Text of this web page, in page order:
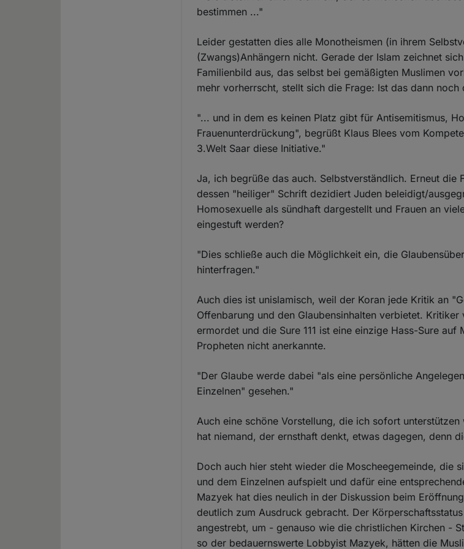
bestimmen ..."
Leider gestatten dies alle Monotheismen (in ihrem
(Zwangs)Anhängern nicht. Gerade der Islam zeichnet
Familienbild aus, das selbst bei gemäßigten Muslimen
mehr vorherrscht, stellt sich die Frage: Ist das dann noch
"... und in dem es keinen Platz gibt für Antisemitismus,
Frauenunterdrückung", begrüßt Klaus Blees vom
3.Welt Saar diese Initiative."
Ja, ich begrüße das auch. Selbstverständlich. Erneut die
dessen "heiliger" Schrift dezidiert Juden beleidigt/
Homosexuelle als sündhaft dargestellt und Frauen an
eingestuft werden?
"Dies schließe auch die Möglichkeit ein, die
hinterfragen."
Auch dies ist unislamisch, weil der Koran jede Kritik an
Offenbarung und den Glaubensinhalten verbietet.
ermordet und die Sure 111 ist eine einzige Hass-Sure auf
Propheten nicht anerkannte.
"Der Glaube werde dabei "als eine persönliche
Einzelnen" gesehen."
Auch eine schöne Vorstellung, die ich sofort
hat niemand, der ernsthaft denkt, etwas dagegen, denn
Doch auch hier steht wieder die Moscheegemeinde, die
und dem Einzelnen aufspielt und dafür eine
Mazyek hat dies neulich in der Diskussion beim
deutlich zum Ausdruck gebracht. Der
angestrebt, um - genauso wie die christlichen Kirchen -
so der bedauernswerte Lobbyist Mazyek, hätten die